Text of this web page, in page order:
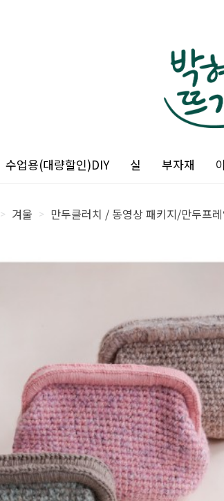
수업용(대량할인)DIY 실 부자재
> 겨울 > 만두클러치 / 동영상 패키지/만두프